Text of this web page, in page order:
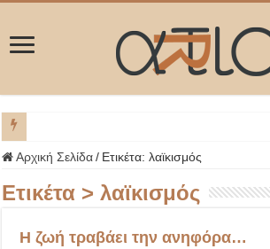
Αρχική Σελίδα / Ετικέτα:λαϊκισμός
Ετικέτα >λαϊκισμός
Η ζωή τραβάει την ανηφόρα…